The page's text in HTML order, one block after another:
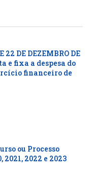
DE DEZEMBRO DE
e fixa a despesa do
financeiro de
ou Processo
2022 e 2023